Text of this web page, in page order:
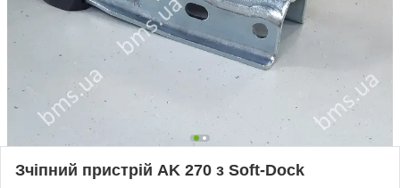
Зчіпний пристрій AK 270 з Soft-Dock